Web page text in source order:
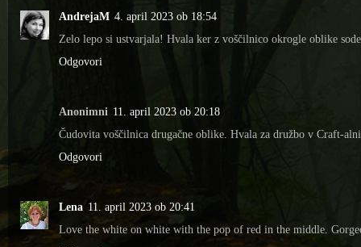
AndrejaM 4. april 2023 ob 18:54
Zelo lepo si ustvarjala! Hvala ker z voščilnico okrogle oblike
Odgovori
Anonimni 11. april 2023 ob 20:18
Čudovita voščilnica drugačne oblike. Hvala za družbo v Craft-
Odgovori
Lena 11. april 2023 ob 20:41
Love the white on white with the pop of red in the middle.